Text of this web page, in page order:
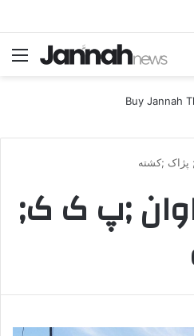
;کشته
;پ ک ک;